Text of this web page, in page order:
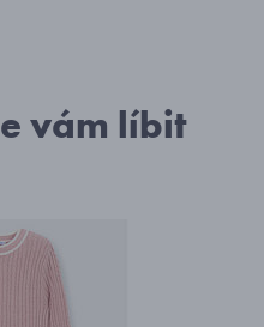
vám líbit